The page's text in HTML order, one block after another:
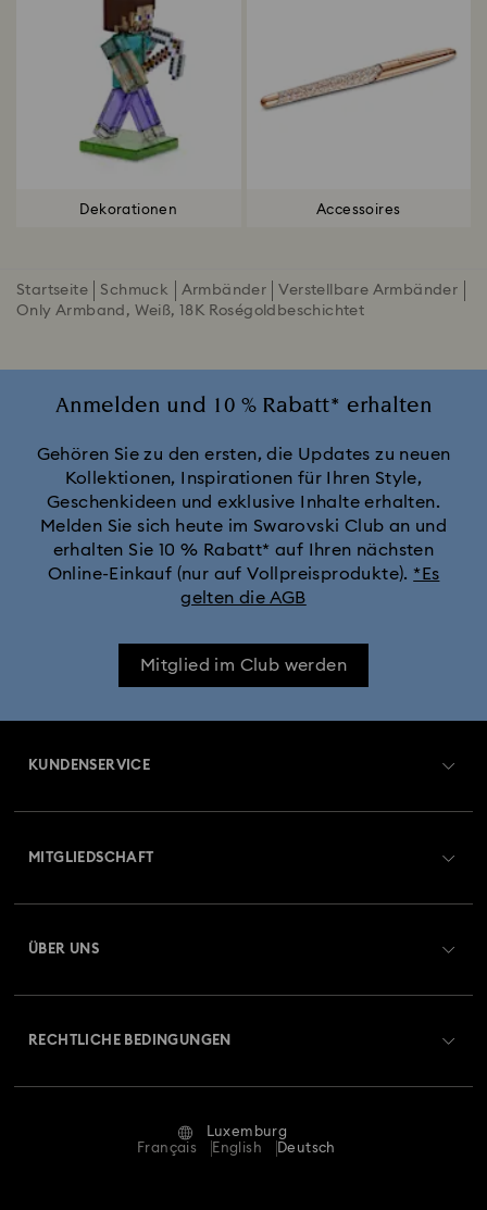
Dekorationen Accessoires
Startseite Schmuck Armbänder
Verstellbare Armbänder
Only Armband, Weiß, 18K Roségoldbeschichtet
Anmelden und 10 % Rabatt* erhalten
Gehören Sie zu den ersten, die Updates zu neuen
Kollektionen, Inspirationen für Ihren Style,
Geschenkideen und exklusive Inhalte erhalten.
Melden Sie sich heute im Swarovski Club an und
erhalten Sie 10 % Rabatt* auf Ihren nächsten
Online-Einkauf (nur auf Vollpreisprodukte). *Es
gelten die AGB
Mitglied im Club werden
KUNDENSERVICE
Retouren und Umtausch
Reparaturstatus
MITGLIEDSCHAFT
ÜBER UNS
RECHTLICHE BEDINGUNGEN
Luxemburg
Français
English Deutsch